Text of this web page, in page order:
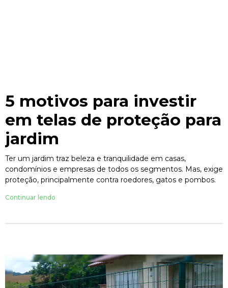
5 motivos para investir
em telas de proteção para
jardim
Ter um jardim traz beleza e tranquilidade em casas,
condomínios e empresas de todos os segmentos. Mas, exige
proteção, principalmente contra roedores, gatos e pombos.
Continuar lendo